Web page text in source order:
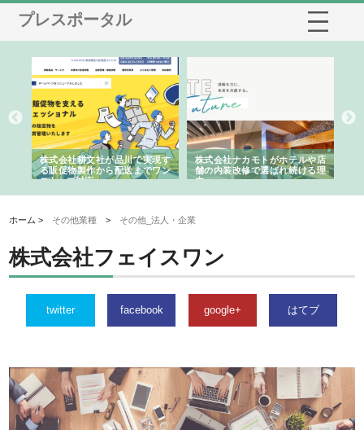
プレスポータル
株式会社耕文社が品川で実現す
る販促物製作から配送までワン
ストップ対応
株式会社ナカモトがホテルや店
舗の内装改修で選ばれ続ける理
由
ホーム > その他業種 > その他_法人・企業
株式会社フェイスワン
twitter facebook google+ はてブ